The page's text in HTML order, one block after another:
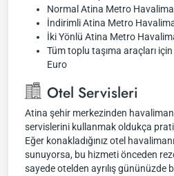
Normal Atina Metro
İndirimli Atina Metro
İki Yönlü Atina Metro
Tüm toplu taşıma araçları
Euro
Otel Servisleri
Atina şehir merkezinden
servislerini kullanmak oldukça
Eğer konakladığınız otel
sunuyorsa, bu hizmeti önceden
sayede otelden ayrılış gününüzde